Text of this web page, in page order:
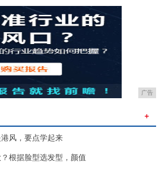
广告
＋
风，要点学起来
根据脸型选发型，颜值